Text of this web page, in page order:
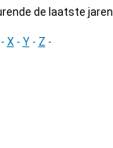
de laatste jaren
X - Y- Z -